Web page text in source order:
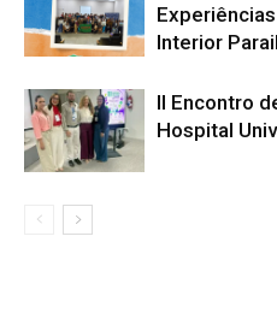
Interior
II Encontro
Hospital